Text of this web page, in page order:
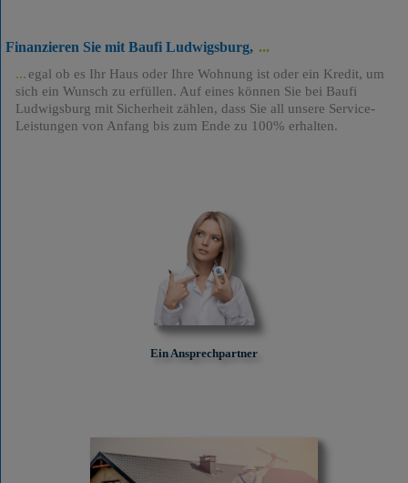
Finanzieren Sie mit Baufi Ludwigsburg,
egal ob es Ihr Haus oder Ihre Wohnung ist oder ein Kredit, um
sich ein Wunsch zu erfüllen. Auf eines können Sie bei Baufi
Ludwigsburg mit Sicherheit zählen, dass Sie all unsere Service-
Leistungen von Anfang bis zum Ende zu 100% erhalten.
Ein Ansprechpartner